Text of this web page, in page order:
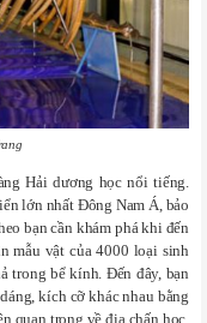
Hải dương học nổi tiếng.
lớn nhất Đông Nam Á, bảo
bạn cần khám phá khi đến
mẫu vật của 4000 loại sinh
trong bể kính. Đến đây, bạn
kích cỡ khác nhau bằng